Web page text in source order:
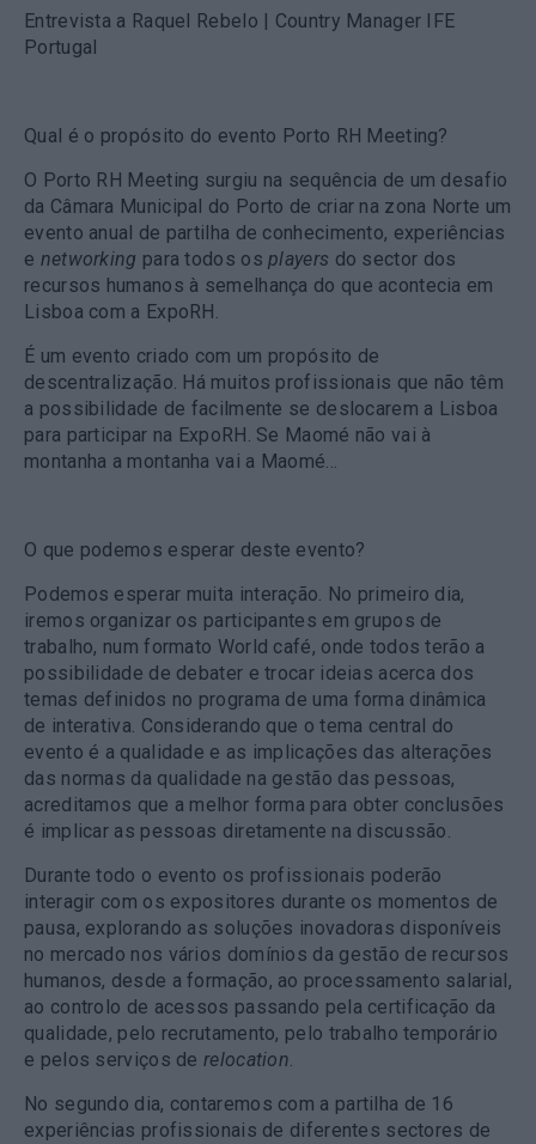
Entrevista a Raquel Rebelo | Country Manager IFE
Portugal
Qual é o propósito do evento Porto RH Meeting?
O Porto RH Meeting surgiu na sequência de um desafio
da Câmara Municipal do Porto de criar na zona Norte um
evento anual de partilha de conhecimento, experiências
e networking para todos osplayers do sector dos
recursos humanos à semelhança do que acontecia em
Lisboa com a ExpoRH.
É um evento criado com um propósito de
descentralização. Há muitos profissionais que não têm
a possibilidade de facilmente se deslocarem a Lisboa
para participar na ExpoRH. Se Maomé não vai à
montanha a montanha vai a Maomé…
O que podemos esperar deste evento?
Podemos esperar muita interação. No primeiro dia,
iremos organizar os participantes em grupos de
trabalho, num formato World café, onde todos terão a
possibilidade de debater e trocar ideias acerca dos
temas definidos no programa de uma forma dinâmica
de interativa. Considerando que o tema central do
evento é a qualidade e as implicações das alterações
das normas da qualidade na gestão das pessoas,
acreditamos que a melhor forma para obter conclusões
é implicar as pessoas diretamente na discussão.
Durante todo o evento os profissionais poderão
interagir com os expositores durante os momentos de
pausa, explorando as soluções inovadoras disponíveis
no mercado nos vários domínios da gestão de recursos
humanos, desde a formação, ao processamento salarial,
ao controlo de acessos passando pela certificação da
qualidade, pelo recrutamento, pelo trabalho temporário
e pelos serviços derelocation.
No segundo dia, contaremos com a partilha de 16
experiências profissionais de diferentes sectores de